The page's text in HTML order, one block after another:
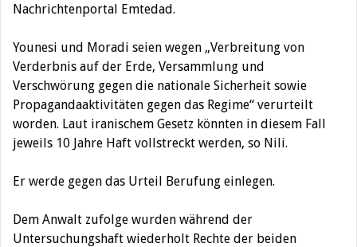
Nachrichtenportal Emtedad.
Younesi und Moradi seien wegen „Verbreitung von
Verderbnis auf der Erde, Versammlung und
Verschwörung gegen die nationale Sicherheit sowie
Propagandaaktivitäten gegen das Regime“ verurteilt
worden. Laut iranischem Gesetz könnten in diesem Fall
jeweils 10 Jahre Haft vollstreckt werden, so Nili.
Er werde gegen das Urteil Berufung einlegen.
Dem Anwalt zufolge wurden während der
Untersuchungshaft wiederholt Rechte der beiden